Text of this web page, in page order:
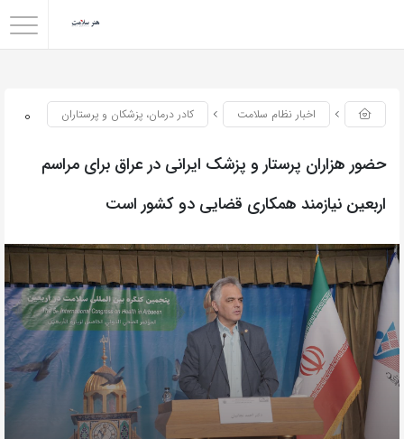
0 اخبار نظام سلامت کادر درمان، پزشکان و پرستاران
حضور هزاران پرستار و پزشک ایرانی در عراق برای مراسم
اربعین نیازمند همکاری قضایی دو کشور است